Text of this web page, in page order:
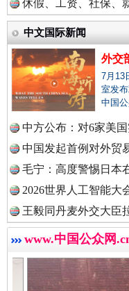
中
中
中
中
世界屋脊
休假、工资、社保、
中文国际新闻
外交
7月13
室发
中国
中方公布：对6家美
中国发起首例对外贸
毛宁：高度警惕日本
2026世界人工智能大
王毅同丹麦外交大臣
www.中国公众网